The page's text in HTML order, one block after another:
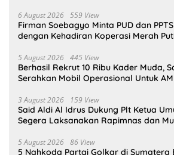
6 August 2026 559 View
Firman Soebagyo Minta PUD dan
dengan Kehadiran Koperasi Merah
5 August 2026 445 View
Berhasil Rekrut 10 Ribu Kader Muda,
Serahkan Mobil Operasional Untuk
3 August 2026 159 View
Said Aldi Al Idrus Dukung Plt Ketua
Segera Laksanakan Rapimnas dan
5 August 2026 86 View
5 Nahkoda Partai Golkar di Sumatera